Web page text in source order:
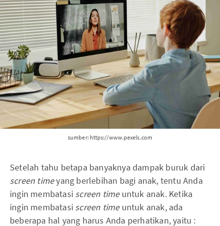
sumber: https://www.pexels.com
Setelah tahu betapa banyaknya dampak buruk dari
screen timeyang berlebihan bagi anak, tentu Anda
ingin membatasi screen time untuk anak. Ketika
ingin membatasi screen time untuk anak, ada
beberapa hal yang harus Anda perhatikan, yaitu :